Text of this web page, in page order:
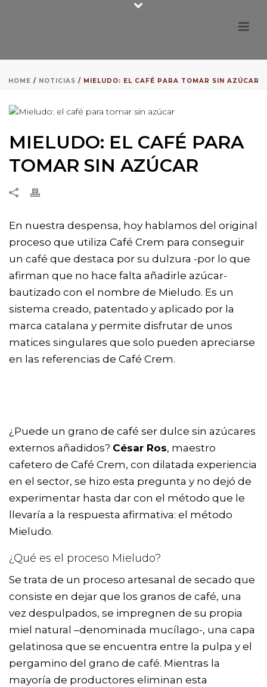
HOME / NOTICIAS / MIELUDO: EL CAFÉ PARA TOMAR SIN AZÚCAR
MIELUDO: EL CAFÉ PARA
TOMAR SIN AZÚCAR
En nuestra despensa, hoy hablamos del original
proceso que utiliza Café Crem para conseguir
un café que destaca por su dulzura -por lo que
afirman que no hace falta añadirle azúcar-
bautizado con el nombre de Mieludo. Es un
sistema creado, patentado y aplicado por la
marca catalana y permite disfrutar de unos
matices singulares que solo pueden apreciarse
en las referencias de Café Crem.
¿Puede un grano de café ser dulce sin azúcares
externos añadidos? César Ros, maestro
cafetero de Café Crem, con dilatada experiencia
en el sector, se hizo esta pregunta y no dejó de
experimentar hasta dar con el método que le
llevaría a la respuesta afirmativa: el método
Mieludo.
¿Qué es el proceso Mieludo?
Se trata de un proceso artesanal de secado que
consiste en dejar que los granos de café, una
vez despulpados, se impregnen de su propia
miel natural –denominada mucílago-, una capa
gelatinosa que se encuentra entre la pulpa y el
pergamino del grano de café. Mientras la
mayoría de productores eliminan esta